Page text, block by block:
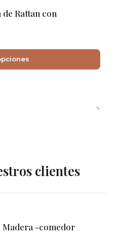
Rattan con
clientes
Madera -comedor